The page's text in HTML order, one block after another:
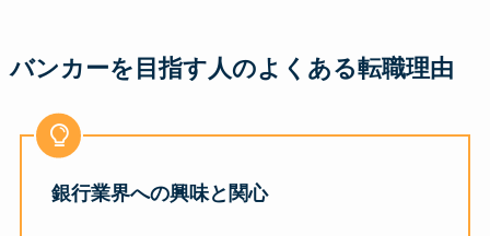
バンカーを目指す人のよくある転職理由
銀行業界への興味と関心